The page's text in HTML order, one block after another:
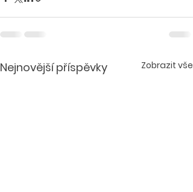
Nejnovější příspěvky Zobrazit vše